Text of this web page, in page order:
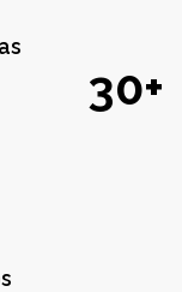
30+